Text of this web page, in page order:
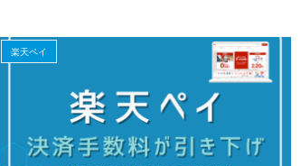
楽天ペイ